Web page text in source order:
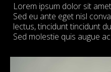
Lorem ipsum dolor sit
Sed eu ante eget nisl
lectus, tincidunt tincidunt
Sed molestie quis augue ac